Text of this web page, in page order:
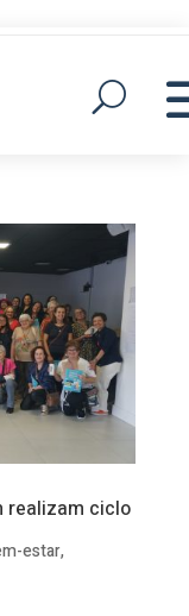
realizam ciclo
estar,